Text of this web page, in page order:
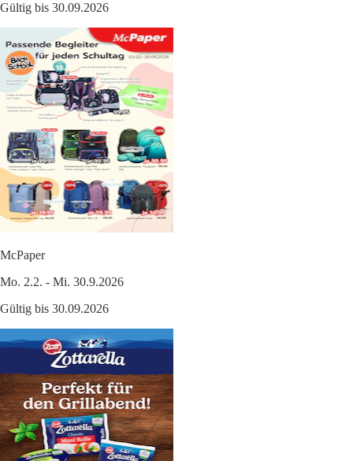
Gültig bis 30.09.2026
McPaper
Mo. 2.2. - Mi. 30.9.2026
Gültig bis 30.09.2026